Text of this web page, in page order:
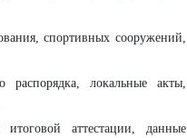
спортивных сооружений,
распорядка, локальные акты,
итоговой аттестации, данные